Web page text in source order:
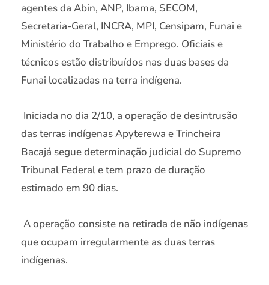
agentes da Abin, ANP, Ibama, SECOM,
Secretaria-Geral, INCRA, MPI, Censipam, Funai e
Ministério do Trabalho e Emprego. Oficiais e
técnicos estão distribuídos nas duas bases da
Funai localizadas na terra indígena.
Iniciada no dia 2/10, a operação de desintrusão
das terras indígenas Apyterewa e Trincheira
Bacajá segue determinação judicial do Supremo
Tribunal Federal e tem prazo de duração
estimado em 90 dias.
A operação consiste na retirada de não indígenas
que ocupam irregularmente as duas terras
indígenas.